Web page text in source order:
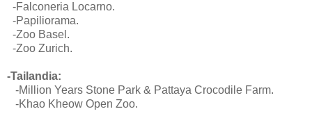
-Falconeria Locarno.
-Papiliorama.
-Zoo Basel.
-Zoo Zurich.
-Tailandia:
-Million Years Stone Park & Pattaya Crocodile Farm.
-Khao Kheow Open Zoo.